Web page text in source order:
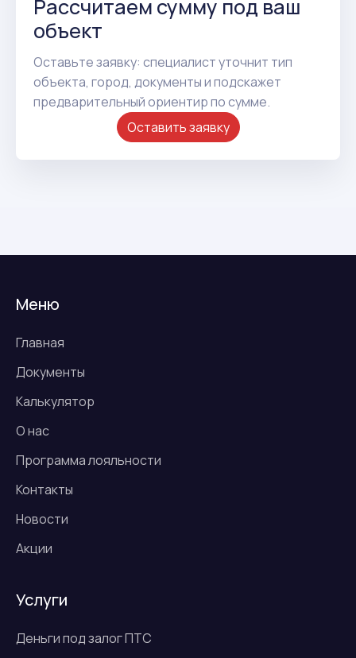
Рассчитаем сумму под ваш
объект
Оставьте заявку: специалист уточнит тип
объекта, город, документы и подскажет
предварительный ориентир по сумме.
Оставить заявку
Меню
Главная
Документы
Калькулятор
О нас
Программа лояльности
Контакты
Новости
Акции
Услуги
Деньги под залог ПТС